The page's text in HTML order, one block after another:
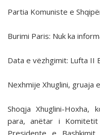
Partia Komuniste e
Burimi Paris: Nuk ka
Data e vëzhgimit: Lufta II
Nexhmije Xhuglini, gruaja
Shoqja Xhuglini-
para, anëtar i